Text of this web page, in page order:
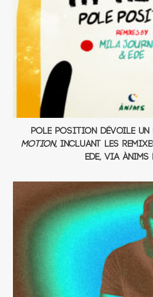
Pole Position dévoile un
Motion, incluant les
EDE, via